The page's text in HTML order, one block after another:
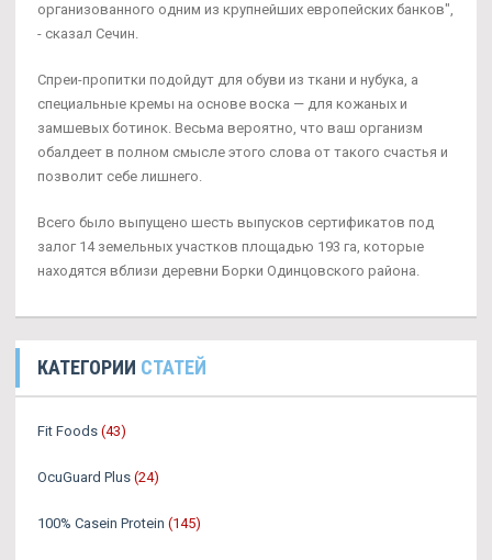
организованного одним из крупнейших европейских банков",
- сказал Сечин.
Спреи-пропитки подойдут для обуви из ткани и нубука, а
специальные кремы на основе воска — для кожаных и
замшевых ботинок. Весьма вероятно, что ваш организм
обалдеет в полном смысле этого слова от такого счастья и
позволит себе лишнего.
Всего было выпущено шесть выпусков сертификатов под
залог 14 земельных участков площадью 193 га, которые
находятся вблизи деревни Борки Одинцовского района.
КАТЕГОРИИ СТАТЕЙ
Fit Foods (43)
OcuGuard Plus (24)
100% Casein Protein (145)